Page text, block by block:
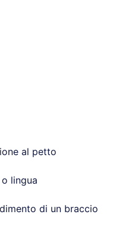
al petto
lingua
di un braccio